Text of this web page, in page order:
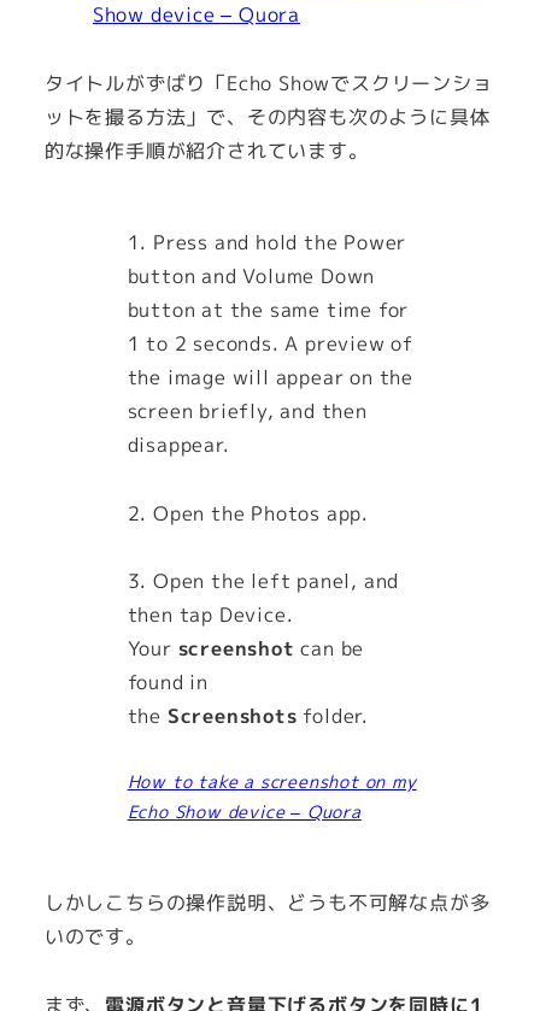
Show device – Quora
タイトルがずばり「Echo Showでスクリーンショ
ットを撮る方法」で、その内容も次のように具体
的な操作手順が紹介されています。
1. Press and hold the Power
button and Volume Down
button at the same time for
1 to 2 seconds. A preview of
the image will appear on the
screen briefly, and then
disappear.
2. Open the Photos app.
3. Open the left panel, and
then tap Device.
Your screenshot can be
found in
the Screenshots folder.
How to take a screenshot on my
Echo Show device – Quora
しかしこちらの操作説明、どうも不可解な点が多
いのです。
まず、 電源ボタンと音量下げるボタンを同時に1